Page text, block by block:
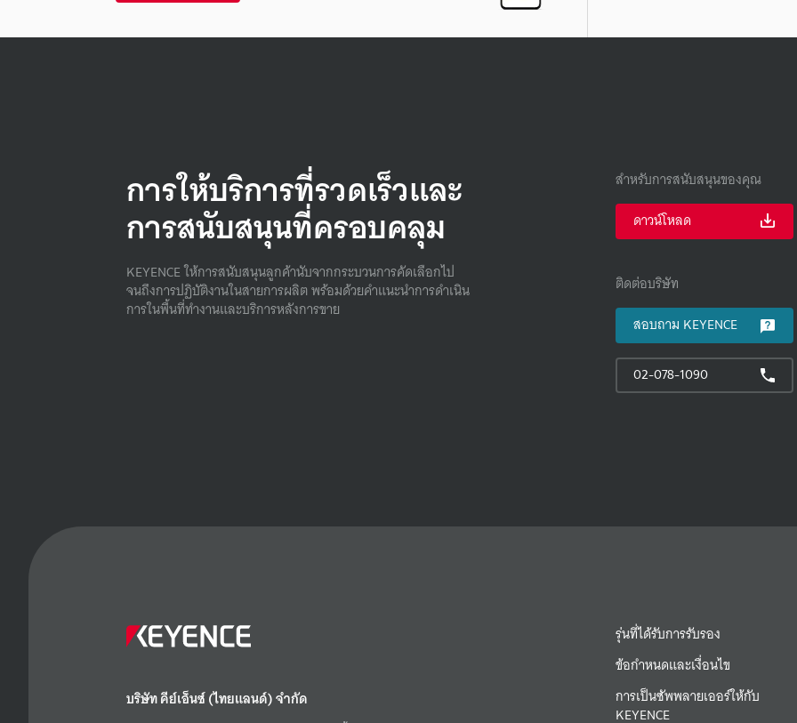
การให้บริการที่รวดเร็วและ
การสนับสนุนที่ครอบคลุม
KEYENCE ให้การสนับสนุนลูกค้านับจากกระบวนการคัดเลือกไป
จนถึงการปฏิบัติงานในสายการผลิต พร้อมด้วยคําแนะนําการดําเนิน
การในพื้นที่ทํางานและบริการหลังการขาย
สำหรับการสนับสนุนของคุณ
ดาวน์โหลด
ติดต่อบริษัท
สอบถาม KEYENCE
02-078-1090
บริษัท คีย์เอ็นซ์ (ไทยแลนด์) จำกัด
รุ่นที่ได้รับการรับรอง
ข้อกำหนดและเงื่อนไข
การเป็นซัพพลายเออร์ให้กับ
KEYENCE